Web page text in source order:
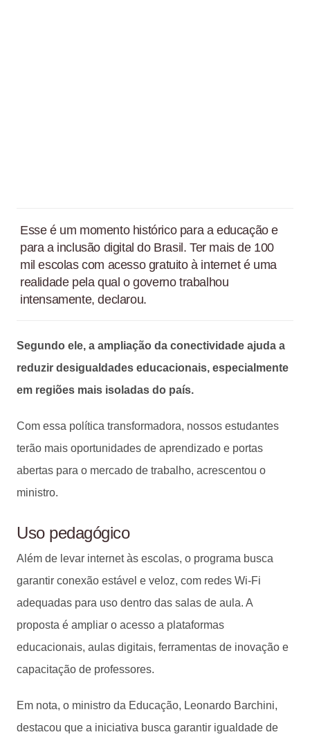
Esse é um momento histórico para a educação e
para a inclusão digital do Brasil. Ter mais de 100
mil escolas com acesso gratuito à internet é uma
realidade pela qual o governo trabalhou
intensamente, declarou.
Segundo ele, a ampliação da conectividade ajuda a
reduzir desigualdades educacionais, especialmente
em regiões mais isoladas do país.
Com essa política transformadora, nossos estudantes
terão mais oportunidades de aprendizado e portas
abertas para o mercado de trabalho, acrescentou o
ministro.
Uso pedagógico
Além de levar internet às escolas, o programa busca
garantir conexão estável e veloz, com redes Wi-Fi
adequadas para uso dentro das salas de aula. A
proposta é ampliar o acesso a plataformas
educacionais, aulas digitais, ferramentas de inovação e
capacitação de professores.
Em nota, o ministro da Educação, Leonardo Barchini,
destacou que a iniciativa busca garantir igualdade de